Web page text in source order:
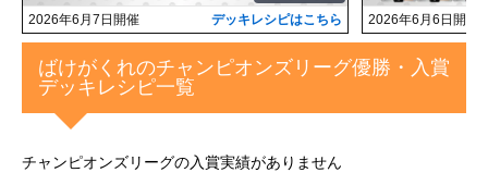
2026年6月7日開催 デッキレシピはこちら 2026年6月6日開催
ばけがくれのチャンピオンズリーグ優勝・入賞
デッキレシピ一覧
チャンピオンズリーグの入賞実績がありません